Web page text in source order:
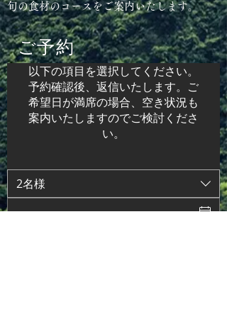
旬の食材のコースをご案内いたします。
​ご予約
以下の項目を選択してください。
予約確認後、返信いたします。ご
希望日が満席の場合、空き状況も
案内いたしますのでご検討くださ
い。
2名様